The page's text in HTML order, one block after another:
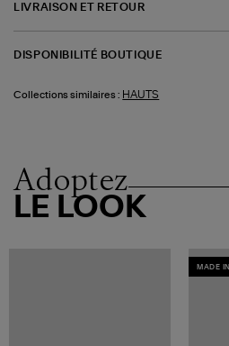
LIVRAISON ET RETOUR
DISPONIBILITÉ BOUTIQUE
Collections similaires : HAUTS
Adoptez
LE LOOK
MADE